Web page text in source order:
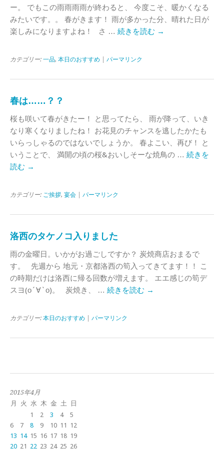
ー。 でもこの雨雨雨雨が終わると、 今度こそ、暖かくなる
みたいです。。 春がきます！ 雨が多かった分、晴れた日が
楽しみになりますよね！ さ … 続きを読む →
カテゴリー: 一品, 本日のおすすめ パーマリンク
春は……？？
桜も咲いて春がきたー！ と思ってたら、 雨が降って、いき
なり寒くなりましたね！ お花見のチャンスを逃したかたも
いらっしゃるのではないでしょうか。 春よこい、再び！ と
いうことで、 満開の頃の桜&おいしそーな焼鳥の … 続きを
読む →
カテゴリー: ご挨拶, 宴会 パーマリンク
洛西のタケノコ入りました
雨の金曜日。いかがお過ごしですか？ 炭焼商店おまるで
す。 先週から 地元・京都洛西の筍入ってきてます！！ こ
の時期だけは洛西に帰る回数が増えます。 エエ感じの筍デ
スヨ(о´∀`о)。 炭焼き、 … 続きを読む →
カテゴリー: 本日のおすすめ パーマリンク
2015年4月
月
火 水 木 金 土
日
1
2 3 4
5
6
7 8 9 10 11
12
13 14 15 16 17 18 19
20 21 22 23 24 25 26